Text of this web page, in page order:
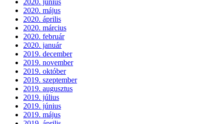
2020. június
2020. május
2020. április
2020. március
2020. február
2020. január
2019. december
2019. november
2019. október
2019. szeptember
2019. augusztus
2019. július
2019. június
2019. május